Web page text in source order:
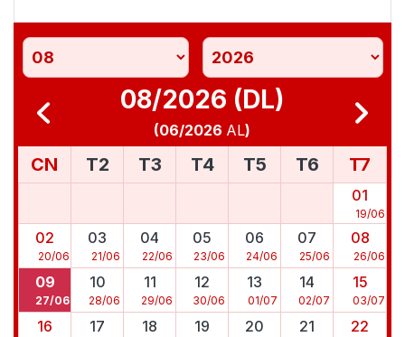
08/2026 (DL)
(06/2026 AL)
CN T2 T3 T4 T5 T6 T7
01
19/06
02
20/06
03
21/06
04
22/06
05
23/06
06
24/06
07
25/06
08
26/06
09
27/06
10
28/06
11
29/06
12
30/06
13
01/07
14
02/07
15
03/07
16 17 18 19 20 21 22